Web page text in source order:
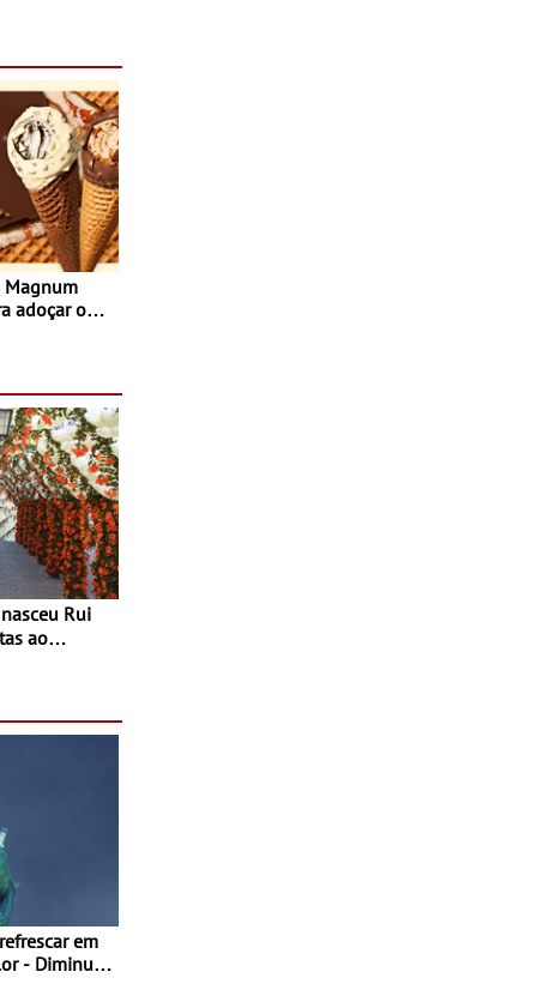
Magnum
adoçar o
ao
em